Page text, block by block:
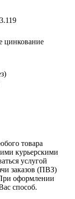
цинкование
товара
курьерскими
услугой
заказов (ПВЗ)
оформлении
способ.